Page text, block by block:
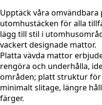
Upptäck våra
utomhustäcken för alla
lägg till stil i
vackert designade mattor.
Platta vävda mattor
rengöra och underhålla,
områden; platt struktur
minimalt slitage, längre
färger.